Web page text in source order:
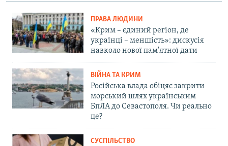
ПРАВА ЛЮДИНИ
«Крим – єдиний регіон, де
українці – меншість»: дискусія
навколо нової пам'ятної дати
ВІЙНА ТА КРИМ
Російська влада обіцяє закрити
морський шлях українським
БпЛА до Севастополя. Чи реально
це?
СУСПІЛЬСТВО